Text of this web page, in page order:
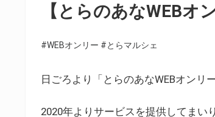
【とらのあなWEBオ
#WEBオンリー #とらマルシェ
日ごろより「とらのあなWEBオンリ
2020年よりサービスを提供してまい